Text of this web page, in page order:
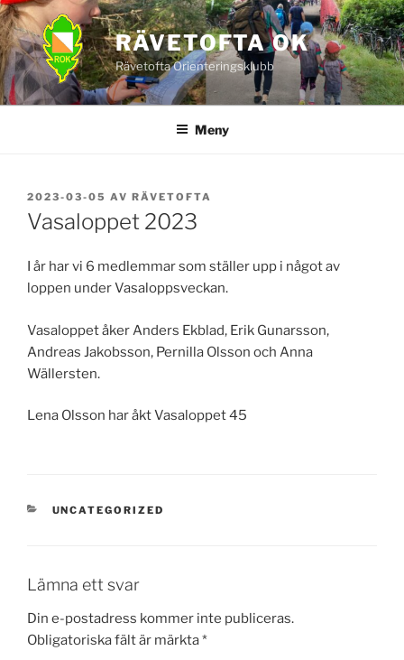
Hoppa
till
innehåll
RÄVETOFTA OK
Rävetofta Orienteringsklubb
Meny
PUBLICERAT
2023-03-05 AV RÄVETOFTA
Vasaloppet 2023
I år har vi 6 medlemmar som ställer upp i något av
loppen under Vasaloppsveckan.
Vasaloppet åker Anders Ekblad, Erik Gunarsson,
Andreas Jakobsson, Pernilla Olsson och Anna
Wällersten.
Lena Olsson har åkt Vasaloppet 45
KATEGORIER
UNCATEGORIZED
Lämna ett svar
Din e-postadress kommer inte publiceras.
Obligatoriska fält är märkta*